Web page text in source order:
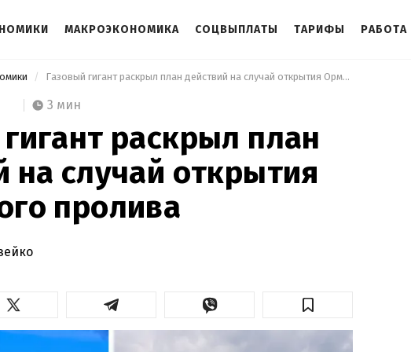
МАКРОЭКОНОМИКА СОЦВЫПЛАТЫ ТАРИФЫ РАБОТА
Газовый гигант раскрыл план действий на случай открытия Ормузского пролива
3 мин
раскрыл план
на случай открытия
пролива